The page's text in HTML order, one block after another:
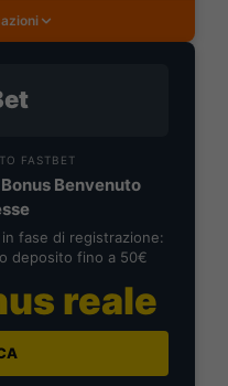
FASTBET
Benvenuto
in fase di registrazione:
deposito fino a 50€
reale